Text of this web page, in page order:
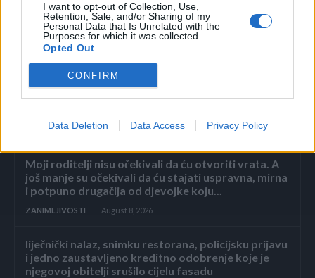
I want to opt-out of Collection, Use,
Retention, Sale, and/or Sharing of my
Personal Data that Is Unrelated with the
Purposes for which it was collected.
Opted Out
CONFIRM
Data Deletion Data Access Privacy Policy
(Espreso/Krstarica/M.O./Prenosi M.M.)
Povezano
Moji roditelji nisu očekivali da ću otvoriti vrata. A
još manje su očekivali da ću stajati uspravna, mirna
i potpuno drugačija od djevojke koju...
ZANIMLJIVOSTI August 8, 2026
liječnički nalaz, snimku restorana, policijsku prijavu
i jedno zaustavljeno kreditno odobrenje koje je
njegovoj obitelji srušilo cijelu fasadu